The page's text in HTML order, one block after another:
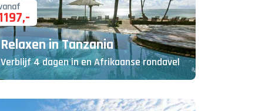
,-
Relaxen in Tanzania
Verblijf 4 dagen in en Afrikaanse rondavel